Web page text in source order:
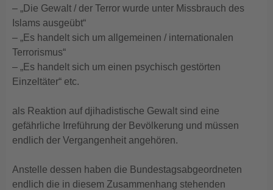
– „Die Gewalt / der Terror wurde unter Missbrauch des
Islams ausgeübt“
– „Es handelt sich um allgemeinen / internationalen
Terrorismus“
– „Es handelt sich um einen psychisch gestörten
Einzeltäter“ etc.
als Reaktion auf djihadistische Gewalt sind eine
gefährliche Irreführung der Bevölkerung und müssen
endlich der Vergangenheit angehören.
Anstelle dessen haben die Bundestagsabgeordneten
endlich die in diesem Zusammenhang stehenden